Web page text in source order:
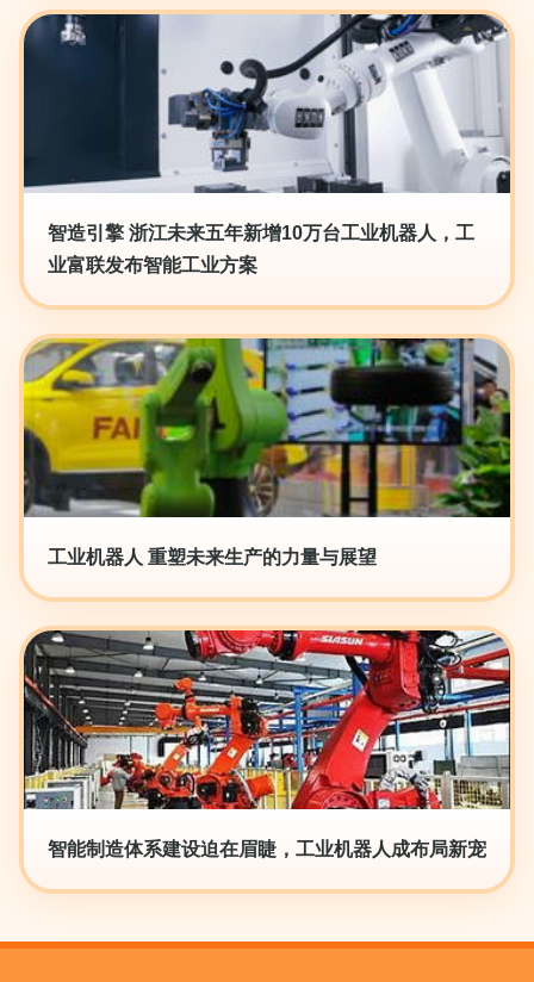
智造引擎 浙江未来五年新增10万台工业机器人，工
业富联发布智能工业方案
工业机器人 重塑未来生产的力量与展望
智能制造体系建设迫在眉睫，工业机器人成布局新宠